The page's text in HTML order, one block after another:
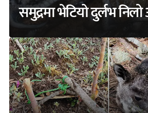
समुद्रमा भेटियो दुर्लभ